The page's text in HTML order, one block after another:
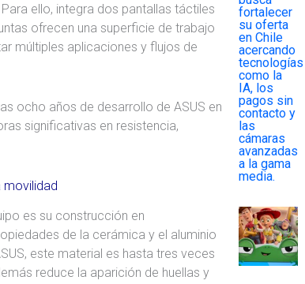
ello, integra dos pantallas táctiles
ofrecen una superficie de trabajo
múltiples aplicaciones y flujos de
ocho años de desarrollo de ASUS en
significativas en resistencia,
movilidad
es su construcción en
de la cerámica y el aluminio
este material es hasta tres veces
reduce la aparición de huellas y